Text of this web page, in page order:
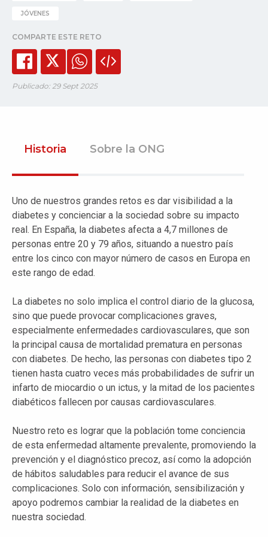
JÓVENES
COMPARTE ESTE RETO
Publicado: 29 Sept 2025
Historia Sobre la ONG
Uno de nuestros grandes retos es dar visibilidad a la
diabetes y concienciar a la sociedad sobre su impacto
real. En España, la diabetes afecta a 4,7 millones de
personas entre 20 y 79 años, situando a nuestro país
entre los cinco con mayor número de casos en Europa en
este rango de edad.
La diabetes no solo implica el control diario de la glucosa,
sino que puede provocar complicaciones graves,
especialmente enfermedades cardiovasculares, que son
la principal causa de mortalidad prematura en personas
con diabetes. De hecho, las personas con diabetes tipo 2
tienen hasta cuatro veces más probabilidades de sufrir un
infarto de miocardio o un ictus, y la mitad de los pacientes
diabéticos fallecen por causas cardiovasculares.
Nuestro reto es lograr que la población tome conciencia
de esta enfermedad altamente prevalente, promoviendo la
prevención y el diagnóstico precoz, así como la adopción
de hábitos saludables para reducir el avance de sus
complicaciones. Solo con información, sensibilización y
apoyo podremos cambiar la realidad de la diabetes en
nuestra sociedad.